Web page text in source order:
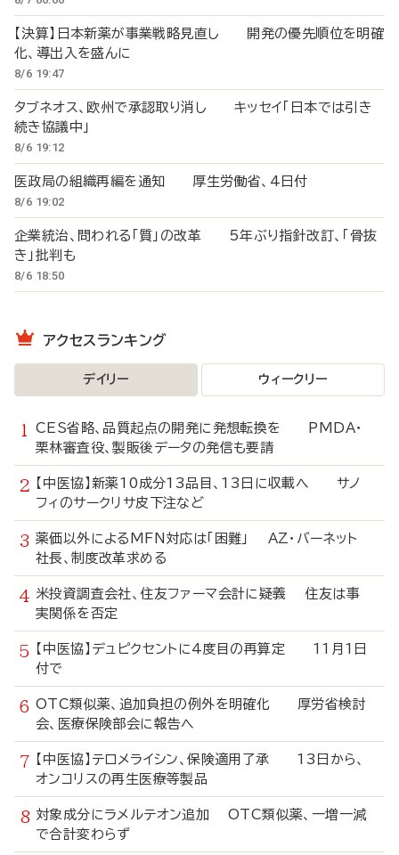
【決算】日本新薬が事業戦略見直し 開発の優先順位を明確
化、導出入を盛んに
8/6 19:47
タブネオス、欧州で承認取り消し キッセイ「日本では引き
続き協議中」
8/6 19:12
医政局の組織再編を通知 厚生労働省、4日付
8/6 19:02
企業統治、問われる「質」の改革 5年ぶり指針改訂、「骨抜
き」批判も
8/6 18:50
アクセスランキング
デイリー ウィークリー
CES省略、品質起点の開発に発想転換を PMDA・
栗林審査役、製販後データの発信も要請
【中医協】新薬10成分13品目、13日に収載へ サノ
フィのサークリサ皮下注など
薬価以外によるMFN対応は「困難」 AZ・バーネット
社長、制度改革求める
米投資調査会社、住友ファーマ会計に疑義 住友は事
実関係を否定
【中医協】デュピクセントに4度目の再算定 11月1日
付で
OTC類似薬、追加負担の例外を明確化 厚労省検討
会、医療保険部会に報告へ
【中医協】テロメライシン、保険適用了承 13日から、
オンコリスの再生医療等製品
対象成分にラメルテオン追加 OTC類似薬、一増一減
で合計変わらず